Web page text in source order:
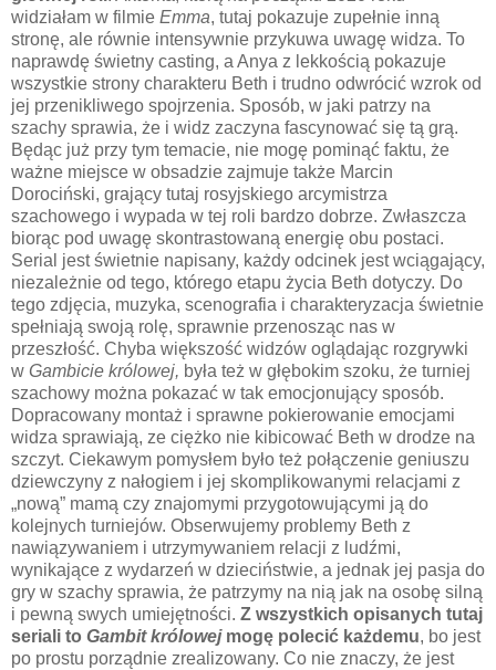
widziałam w filmie Emma, tutaj pokazuje zupełnie inną
stronę, ale równie intensywnie przykuwa uwagę widza. To
naprawdę świetny casting, a Anya z lekkością pokazuje
wszystkie strony charakteru Beth i trudno odwrócić wzrok od
jej przenikliwego spojrzenia. Sposób, w jaki patrzy na
szachy sprawia, że i widz zaczyna fascynować się tą grą.
Będąc już przy tym temacie, nie mogę pominąć faktu, że
ważne miejsce w obsadzie zajmuje także Marcin
Dorociński, grający tutaj rosyjskiego arcymistrza
szachowego i wypada w tej roli bardzo dobrze. Zwłaszcza
biorąc pod uwagę skontrastowaną energię obu postaci.
Serial jest świetnie napisany, każdy odcinek jest wciągający,
niezależnie od tego, którego etapu życia Beth dotyczy. Do
tego zdjęcia, muzyka, scenografia i charakteryzacja świetnie
spełniają swoją rolę, sprawnie przenosząc nas w
przeszłość. Chyba większość widzów oglądając rozgrywki
w Gambicie królowej, była też w głębokim szoku, że turniej
szachowy można pokazać w tak emocjonujący sposób.
Dopracowany montaż i sprawne pokierowanie emocjami
widza sprawiają, ze ciężko nie kibicować Beth w drodze na
szczyt. Ciekawym pomysłem było też połączenie geniuszu
dziewczyny z nałogiem i jej skomplikowanymi relacjami z
„nową” mamą czy znajomymi przygotowującymi ją do
kolejnych turniejów. Obserwujemy problemy Beth z
nawiązywaniem i utrzymywaniem relacji z ludźmi,
wynikające z wydarzeń w dzieciństwie, a jednak jej pasja do
gry w szachy sprawia, że patrzymy na nią jak na osobę silną
i pewną swych umiejętności. Z wszystkich opisanych tutaj
seriali to Gambit królowejmogę polecić każdemu, bo jest
po prostu porządnie zrealizowany. Co nie znaczy, że jest